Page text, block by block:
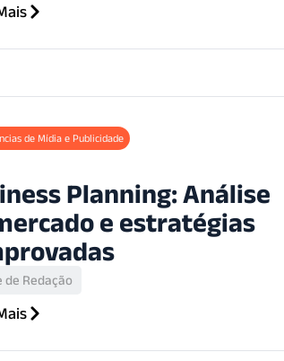
de Mídia e Publicidade
Planning: Análise
e estratégias
de Redação